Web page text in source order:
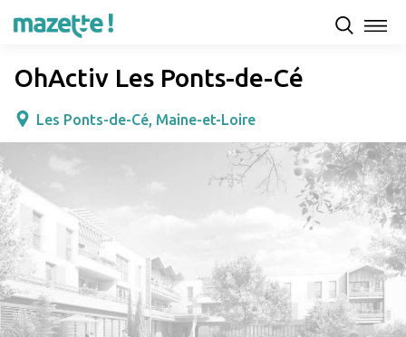
OhActiv Les Ponts-de-Cé
Les Ponts-de-Cé, Maine-et-Loire